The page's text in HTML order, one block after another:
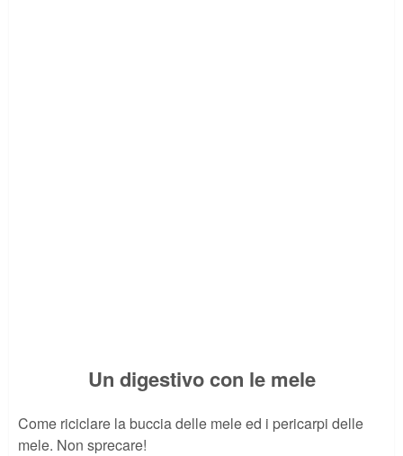
Un digestivo con le mele
Come riciclare la buccia delle mele ed i pericarpi delle
mele. Non sprecare!